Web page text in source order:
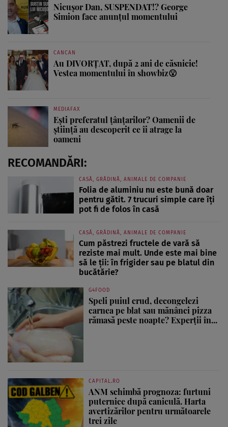
Nicușor Dan, SUSPENDAT!? George
Simion face anunțul momentului
CANCAN
Au DIVORȚAT, după 2 ani de căsnicie!
Vestea momentului în showbiz😮
MEDIAFAX
Ești preferatul țânțarilor? Oamenii de
știință au descoperit ce îi atrage la
oameni
RECOMANDĂRI:
CASĂ, GRĂDINĂ, ANIMALE DE COMPANIE
Folia de aluminiu nu este bună doar
pentru gătit. 7 trucuri simple care îți
pot fi de folos în casă
CASĂ, GRĂDINĂ, ANIMALE DE COMPANIE
Cum păstrezi fructele de vară să
reziste mai mult. Unde este mai bine
să le ții: în frigider sau pe blatul din
bucătărie?
G4FOOD
Speli puiul crud, decongelezi
carnea pe blat sau mănânci pizza
rămasă peste noapte? Experții în...
CAPITAL.RO
ANM schimbă prognoza: furtuni
puternice după caniculă. Harta
avertizărilor pentru următoarele
trei zile